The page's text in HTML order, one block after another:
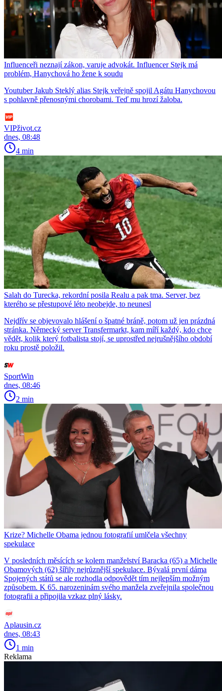
Influenceři neznají zákon, varuje advokát. Influencer Stejk má
problém, Hanychová ho žene k soudu
Youtuber Jakub Steklý alias Stejk veřejně spojil Agátu Hanychovou
s pohlavně přenosnými chorobami. Teď mu hrozí žaloba.
VIPživot.cz
dnes, 08:48
4 min
Salah do Turecka, rekordní posila Realu a pak tma. Server, bez
kterého se přestupové léto neobejde, to neunesl
Nejdřív se objevovalo hlášení o špatné bráně, potom už jen prázdná
stránka. Německý server Transfermarkt, kam míří každý, kdo chce
vědět, kolik který fotbalista stojí, se uprostřed nejrušnějšího období
roku prostě položil.
SportWin
dnes, 08:46
2 min
Krize? Michelle Obama jednou fotografií umlčela všechny
spekulace
V posledních měsících se kolem manželství Baracka (65) a Michelle
Obamových (62) šířily nejrůznější spekulace. Bývalá první dáma
Spojených států se ale rozhodla odpovědět tím nejlepším možným
způsobem. K 65. narozeninám svého manžela zveřejnila společnou
fotografii a připojila vzkaz plný lásky.
Aplausin.cz
dnes, 08:43
1 min
Reklama